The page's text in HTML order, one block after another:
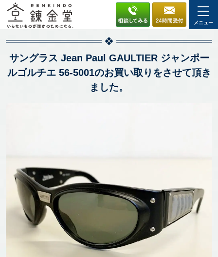
メニュー
サングラス Jean Paul GAULTIER ジャンポー
ルゴルチエ 56-5001のお買い取りをさせて頂き
ました。